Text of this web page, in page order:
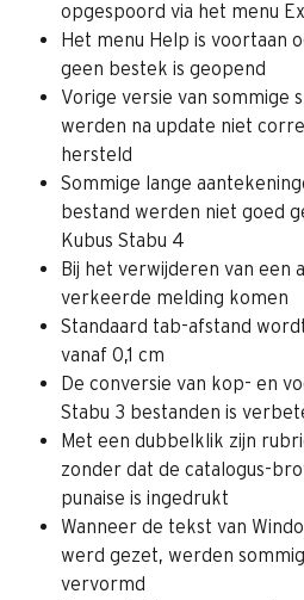
opgespoord via het menu
Het menu Help is voortaan
geen bestek is geopend
Vorige versie van sommige
werden na update niet
hersteld
Sommige lange
bestand werden niet goed
Kubus Stabu 4
Bij het verwijderen van een
verkeerde melding komen
Standaard tab-afstand
vanaf 0,1 cm
De conversie van kop- en
Stabu 3 bestanden is
Met een dubbelklik zijn
zonder dat de catalogus-
punaise is ingedrukt
Wanneer de tekst van
werd gezet, werden
vervormd